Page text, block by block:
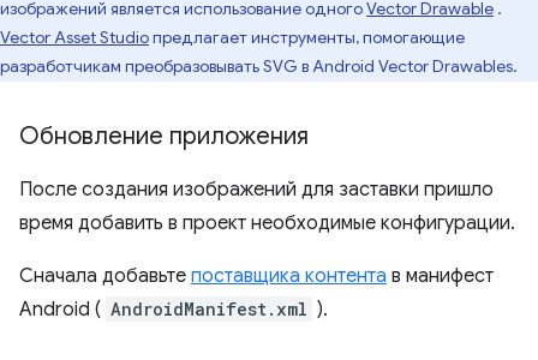
изображений является использование одногоVector Drawable .
Vector Asset Studioпредлагает инструменты, помогающие
разработчикам преобразовывать SVG в Android Vector Drawables.
Обновление приложения
После создания изображений для заставки пришло
время добавить в проект необходимые конфигурации.
Сначала добавьте поставщика контента в манифест
Android ( AndroidManifest.xml ).